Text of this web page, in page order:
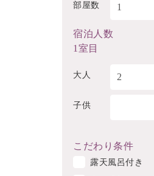
部屋数
宿泊人数
1室目
大人
子供
こだわり条件
露天風呂付き